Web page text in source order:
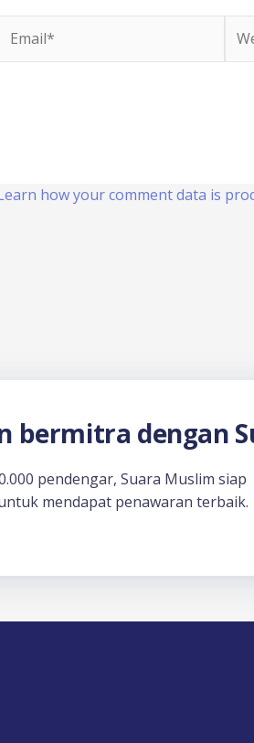
how your comment data is
bermitra dengan
pendengar, Suara Muslim
mendapat penawaran terbaik.